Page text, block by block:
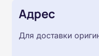
Адрес
Для доставки